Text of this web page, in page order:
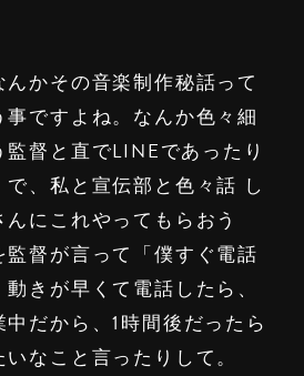
かその音楽制作秘話って
ですよね。なんか色々細
督と直でLINEであったり
、私と宣伝部と色々話 し
にこれやってもらおう
監督が言って「僕すぐ電話
きが早くて電話したら、
だから、1時間後だったら
なこと言ったりして。